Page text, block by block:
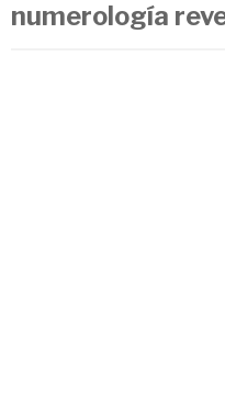
numerología